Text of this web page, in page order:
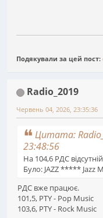
Подякували за цей пост:
Radio_2019
Червень 04, 2026, 23:35:36
Цитата:
23:48:56
На 104,6 РДС
Було: JAZZ ***** Jazz
РДС вже працює.
101,5, PTY - Pop Music
103,6, PTY - Rock Music